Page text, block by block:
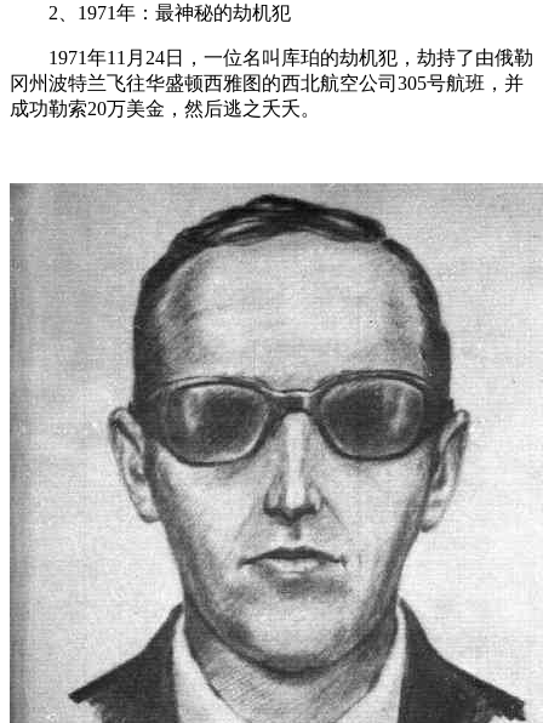
2、1971年：最神秘的劫机犯
1971年11月24日，一位名叫库珀的劫机犯，劫持了由俄勒
冈州波特兰飞往华盛顿西雅图的西北航空公司305号航班，并
成功勒索20万美金，然后逃之夭夭。